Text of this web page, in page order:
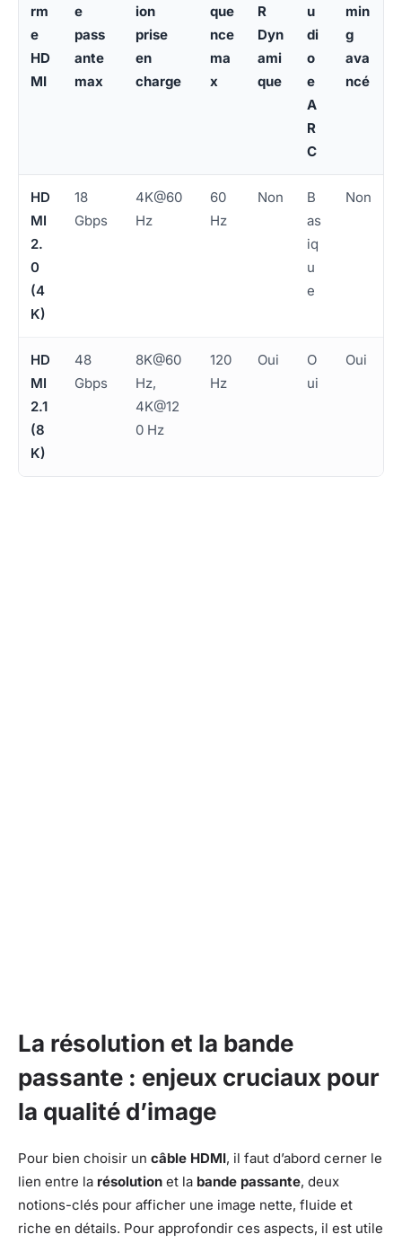
rm
e
HD
MI
e
pass
ante
max
ion
prise
en
charge
que
nce
ma
x
R
Dyn
ami
que
u
di
o
e
A
R
C
min
g
ava
ncé
HD
MI
2.
0
(4
K)
18
Gbps
4K@60
Hz
60
Hz
Non
B
as
iq
u
e
Non
HD
MI
2.1
(8
K)
48
Gbps
8K@60
Hz,
4K@12
0 Hz
120
Hz
Oui
O
ui
Oui
La résolution et la bande
passante : enjeux cruciaux pour
la qualité d’image
Pour bien choisir un câble HDMI, il faut d’abord cerner le
lien entre la résolution et la bande passante, deux
notions-clés pour afficher une image nette, fluide et
riche en détails. Pour approfondir ces aspects, il est utile